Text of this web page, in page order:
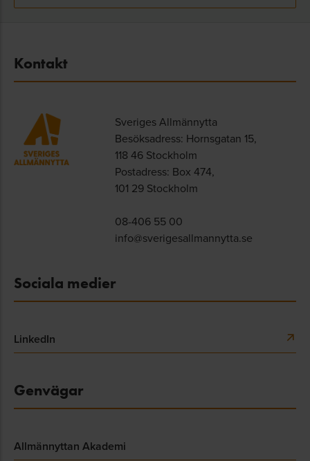
Kontakt
Sveriges Allmännytta
Besöksadress: Hornsgatan 15,
118 46 Stockholm
Postadress: Box 474,
101 29 Stockholm
08-406 55 00
info@sverigesallmannytta.se
Sociala medier
LinkedIn
Genvägar
Allmännyttan Akademi